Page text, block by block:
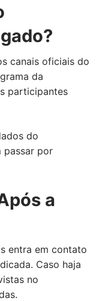
canais oficiais do
da
participantes
do
passar por
a
entra em contato
Caso haja
no